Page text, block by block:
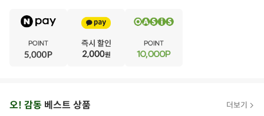
아오! 감동 베스트 상품 더보기